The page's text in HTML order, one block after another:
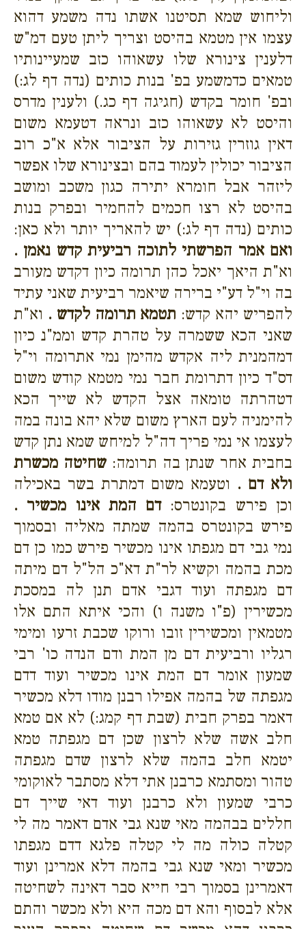
וליחוש שמא תסיטנו אשתו נדה משמע דהוא
עצמו אין מטמא בהיסט וצריך ליתן טעם דמ"ש
דלענין צינורא שלו עשאוהו כזב שמעיינותיו
טמאים כדמשמע בפ' בנות כותים (נדה דף לג:)
ובפ' חומר בקדש (חגיגה דף כג.) ולענין מדרס
והיסט לא עשאוהו כזב ונראה דטעמא משום
דאין גוזרין גזירות על הציבור אלא א"כ רוב
הציבור יכולין לעמוד בהם ובצינורא שלו אפשר
ליזהר אבל חומרא יתירה כגון משכב ומושב
בהיסט לא רצו חכמים להחמיר ובפרק בנות
כותים (נדה דף לג:) יש להאריך יותר ולא כאן:
ואם אמר הפרשתי לתוכה רביעית קדש נאמן .
וא"ת היאך יאכל כהן תרומה כיון דקדש מעורב
בה וי"ל דע"י ברירה שיאמר רביעית שאני עתיד
להפריש יהא קדש: תטמא תרומה לקדש . וא"ת
שאני הכא ששמרה על טהרת קדש וממ"נ כיון
דמהמנית ליה אקדש מהימן נמי אתרומה וי"ל
דס"ד כיון דתרומת חבר נמי מטמא קודש משום
דטהרתה טומאה אצל הקדש לא שייך הכא
להימניה לעם הארץ משום שלא יהא בונה במה
לעצמו אי נמי פריך דה"ל למיחש שמא נתן קדש
בחבית אחר שנתן בה תרומה:שחיטה מכשרת
ולא דם . וטעמא משום דמתרת בשר באכילה
וכן פירש בקונטרס:דם המת אינו מכשיר .
פירש בקונטרס בהמה שמתה מאליה ובסמוך
נמי גבי דם מגפתו אינו מכשיר פירש כמו כן דם
מכת בהמה וקשיא לר"ת דא"כ הל"ל דם מיתה
דם מגפתה ועוד דגבי אדם תנן לה במסכת
מכשירין (פ"ו משנה ו) והכי איתא התם אלו
מטמאין ומכשירין זובו ורוקו שכבת זרעו ומימי
רגליו ורביעית דם מן המת ודם הנדה כו' רבי
שמעון אומר דם המת אינו מכשיר ועוד דדם
מגפתה של בהמה אפילו רבנן מודו דלא מכשיר
דאמר בפרק חבית (שבת דף קמג:) לא אם טמא
חלב אשה שלא לרצון שכן דם מגפתה טמא
יטמא חלב בהמה שלא לרצון שדם מגפתה
טהור ומסתמא כרבנן אתי דלא מסתבר לאוקומי
כרבי שמעון ולא כרבנן ועוד דאי שייך דם
חללים בבהמה מאי שנא גבי אדם דאמר מה לי
קטלה כולה מה לי קטלה פלגא דדם מגפתו
מכשיר ומאי שנא גבי בהמה דלא אמרינן ועוד
דאמרינן בסמוך רבי חייא סבר דאינה לשחיטה
אלא לבסוף והא דם מכה היא ולא מכשר והתם